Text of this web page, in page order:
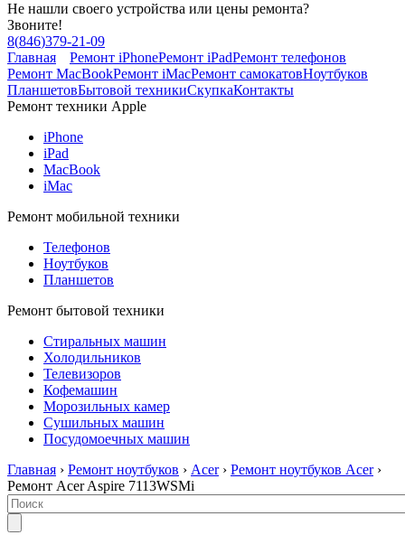
Не нашли своего устройства или цены ремонта?
Звоните!
8(846)379-21-09
Главная
Ремонт iPhoneРемонт iPadРемонт телефонов
Ремонт MacBookРемонт iMacРемонт самокатовНоутбуков
ПланшетовБытовой техникиСкупкаКонтакты
Ремонт техники Apple
iPhone
iPad
MacBook
iMac
Ремонт мобильной техники
Телефонов
Ноутбуков
Планшетов
Ремонт бытовой техники
Стиральных машин
Холодильников
Телевизоров
Кофемашин
Морозильных камер
Сушильных машин
Посудомоечных машин
Главная › Ремонт ноутбуков › Acer› Ремонт ноутбуков Acer›
Ремонт Acer Aspire 7113WSMi